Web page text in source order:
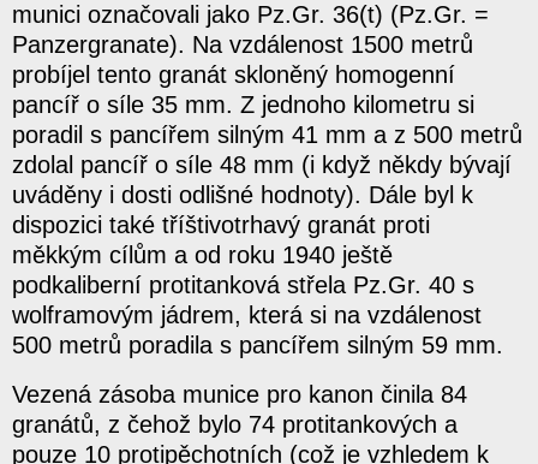
munici označovali jako Pz.Gr. 36(t) (Pz.Gr. =
Panzergranate). Na vzdálenost 1500 metrů
probíjel tento granát skloněný homogenní
pancíř o síle 35 mm. Z jednoho kilometru si
poradil s pancířem silným 41 mm a z 500 metrů
zdolal pancíř o síle 48 mm (i když někdy bývají
uváděny i dosti odlišné hodnoty). Dále byl k
dispozici také tříštivotrhavý granát proti
měkkým cílům a od roku 1940 ještě
podkaliberní protitanková střela Pz.Gr. 40 s
wolframovým jádrem, která si na vzdálenost
500 metrů poradila s pancířem silným 59 mm.
Vezená zásoba munice pro kanon činila 84
granátů, z čehož bylo 74 protitankových a
pouze 10 protipěchotních (což je vzhledem k